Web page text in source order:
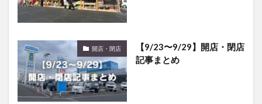
開店・閉店
【9/23〜9/29】開店・閉店
記事まとめ